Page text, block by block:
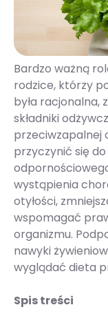
Bardzo ważną
rodzice, którzy
była racjonalna,
składniki
przeciwzapalnej
przyczynić się
wystąpienia
otyłości,
wspomagać
organizmu.
nawyki
wyglądać dieta
Spis treści